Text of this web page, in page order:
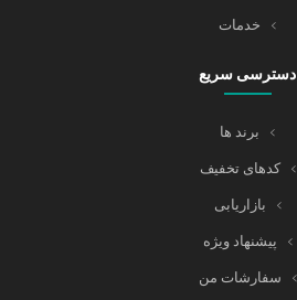
خدمات
دسترسی سریع
برند ها
کدهای تخفیف
بازاریابی
پیشنهاد ویژه
سفارشات من